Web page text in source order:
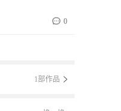
0
1部作品